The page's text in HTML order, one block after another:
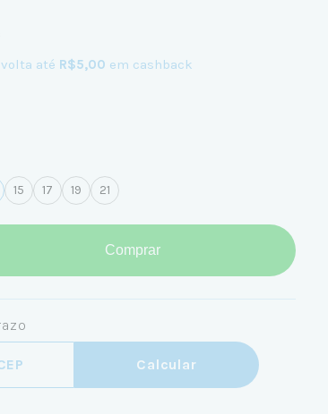
até R$5,00 em cashback
15 17 19 21
Comprar
Calcular